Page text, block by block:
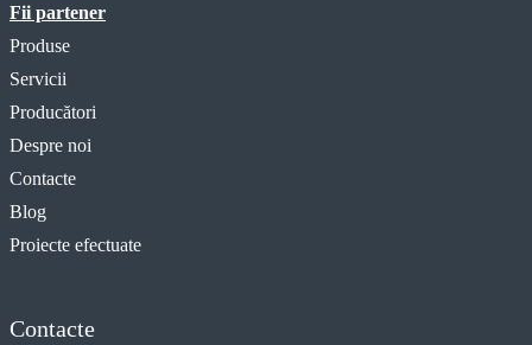
Fii partener
Produse
Servicii
Producători
Despre noi
Contacte
Blog
Proiecte efectuate
Contacte